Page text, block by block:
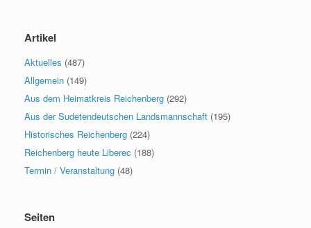
Artikel
Aktuelles (487)
Allgemein (149)
Aus dem Heimatkreis Reichenberg (292)
Aus der Sudetendeutschen Landsmannschaft (195)
Historisches Reichenberg (224)
Reichenberg heute Liberec (188)
Termin / Veranstaltung (48)
Seiten